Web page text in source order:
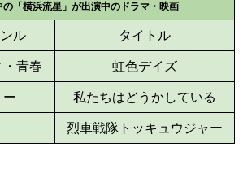
の「横浜流星」が出演中のドラマ・映画
ル タイトル
・青春 虹色デイズ
ー 私たちはどうかしている
烈車戦隊トッキュウジャー